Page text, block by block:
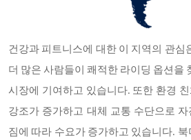
건강과 피트니스에 대한 이 지역의 관심
더 많은 사람들이 쾌적한 라이딩 옵션을
시장에 기여하고 있습니다. 또한 환경
강조가 증가하고 대체 교통 수단으로
짐에 따라 수요가 증가하고 있습니다.